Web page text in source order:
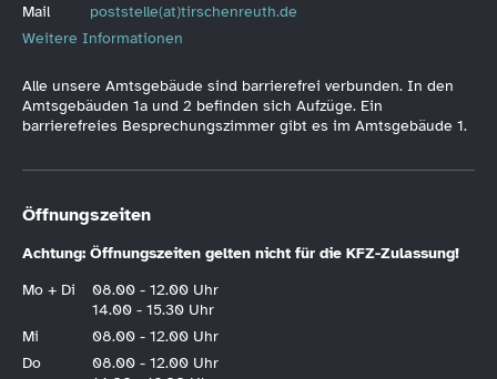
Mail
poststelle(at)tirschenreuth.de
Weitere Informationen
Alle unsere Amtsgebäude sind barrierefrei verbunden. In den
Amtsgebäuden 1a und 2 befinden sich Aufzüge. Ein
barrierefreies Besprechungszimmer gibt es im Amtsgebäude 1.
Öffnungszeiten
Achtung: Öffnungszeiten gelten nicht für die KFZ-Zulassung!
Mo + Di
08.00 - 12.00 Uhr
14.00 - 15.30 Uhr
Mi
08.00 - 12.00 Uhr
Do
08.00 - 12.00 Uhr